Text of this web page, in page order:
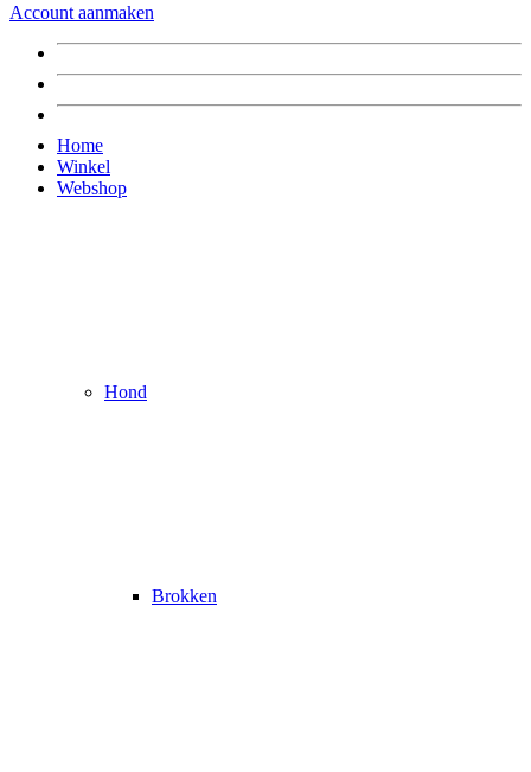
Account aanmaken
Home
Winkel
Webshop
Hond
Brokken